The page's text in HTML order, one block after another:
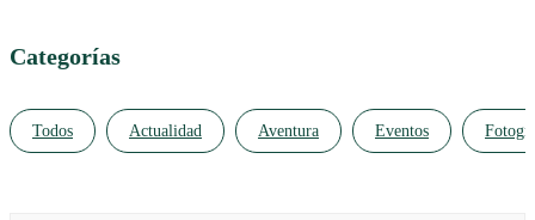
Categorías
Todos Actualidad Aventura Eventos